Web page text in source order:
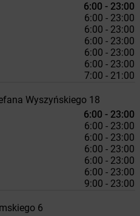
6:00 - 23:00
6:00 - 23:00
6:00 - 23:00
6:00 - 23:00
6:00 - 23:00
6:00 - 23:00
7:00 - 21:00
Wyszyńskiego 18
6:00 - 23:00
6:00 - 23:00
6:00 - 23:00
6:00 - 23:00
6:00 - 23:00
6:00 - 23:00
9:00 - 23:00
6